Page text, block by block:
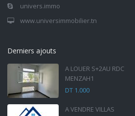
univers.immo
www.universimmobilier.tn
Derniers ajouts
A LOUER S+2AU RDC
MENZAH1
DT 1.000
A VENDRE VILLAS